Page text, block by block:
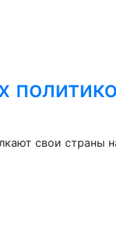
свои